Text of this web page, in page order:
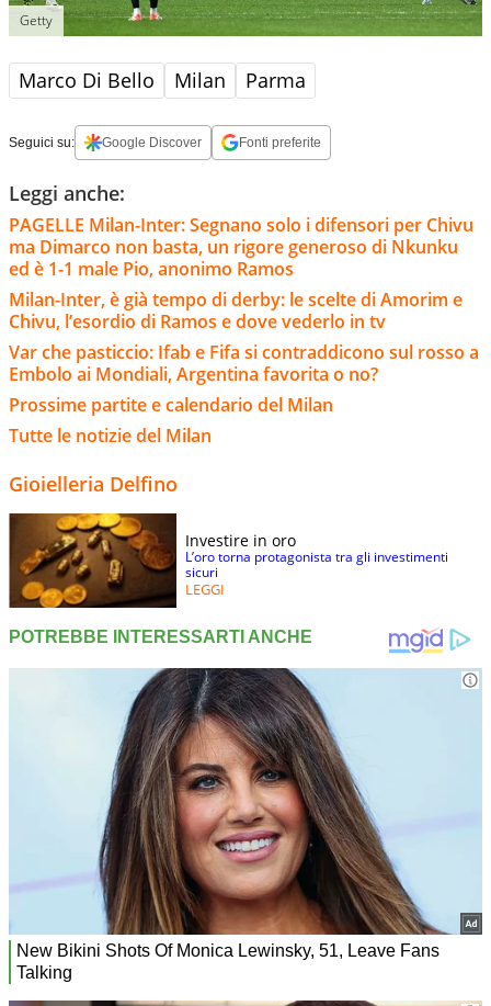
Getty
Marco Di Bello Milan Parma
Seguici su: Google Discover Fonti preferite
Leggi anche:
PAGELLE Milan-Inter: Segnano solo i difensori per Chivu
ma Dimarco non basta, un rigore generoso di Nkunku
ed è 1-1 male Pio, anonimo Ramos
Milan-Inter, è già tempo di derby: le scelte di Amorim e
Chivu, l’esordio di Ramos e dove vederlo in tv
Var che pasticcio: Ifab e Fifa si contraddicono sul rosso a
Embolo ai Mondiali, Argentina favorita o no?
Prossime partite e calendario del Milan
Tutte le notizie del Milan
Gioielleria Delfino
Investire in oro
L’oro torna protagonista tra gli investimenti
sicuri
LEGGI